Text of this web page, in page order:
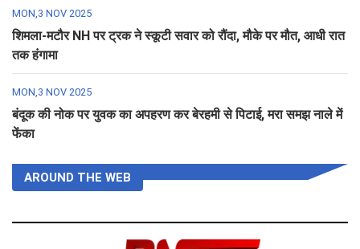
MON,3 NOV 2025
शिमला-मटौर NH पर ट्रक ने स्कूटी सवार को रौंदा, मौके पर मौत, आधी रात
तक हंगामा
MON,3 NOV 2025
बंदूक की नोक पर युवक का अपहरण कर बेरहमी से पिटाई, मरा समझ नाले में
फेंका
AROUND THE WEB